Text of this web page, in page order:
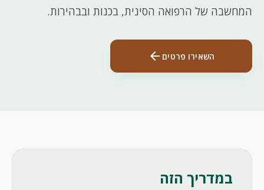
המחשבה של הרפואה הסינית, בכנות ובבהירות.
השאירו פרטים arrow_back
במדריך הזה